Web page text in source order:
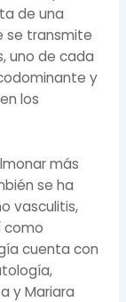
de una
se transmite
uno de cada
y
los
más
se ha
vasculitis,
como
cuenta con
y Mariara